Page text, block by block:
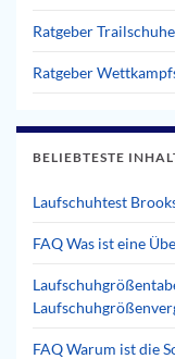
Ratgeber Trailschuhe
Ratgeber
BELIEBTESTE
Laufschuhtest
FAQ Was ist eine
FAQ Warum ist die